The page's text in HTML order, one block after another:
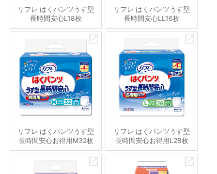
リフレ はくパンツうす型
長時間安心L18枚
リフレ はくパンツうす型
長時間安心LL16枚
リフレ はくパンツうす型
長時間安心お得用M32枚
リフレ はくパンツうす型
長時間安心お得用L28枚